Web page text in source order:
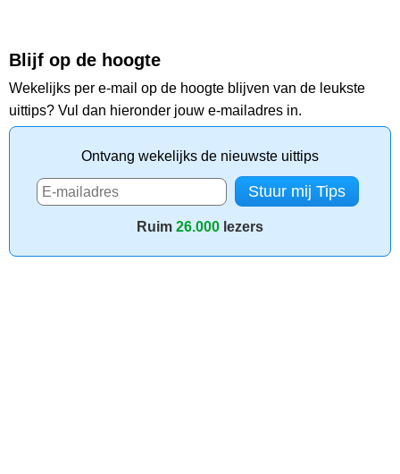
Blijf op de hoogte
Wekelijks per e-mail op de hoogte blijven van de leukste
uittips? Vul dan hieronder jouw e-mailadres in.
Ontvang wekelijks de nieuwste uittips
Ruim 26.000 lezers